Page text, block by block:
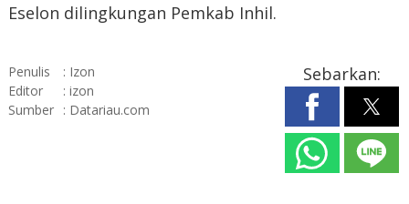
Eselon dilingkungan Pemkab Inhil.
Penulis
: Izon
Editor
: izon
Sumber : Datariau.com
Sebarkan: